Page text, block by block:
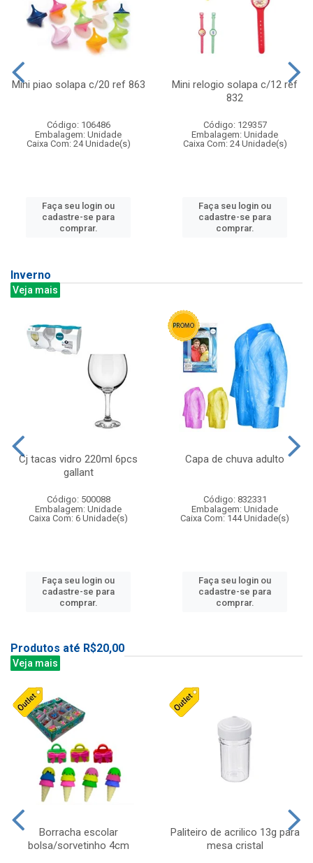
Mini piao solapa c/20 ref 863
Código: 106486
Embalagem: Unidade
Caixa Com: 24 Unidade(s)
Faça seu login ou
cadastre-se para
comprar.
Mini relogio solapa c/12 ref
832
Código: 129357
Embalagem: Unidade
Caixa Com: 24 Unidade(s)
Faça seu login ou
cadastre-se para
comprar.
Inverno
Veja mais
Cj tacas vidro 220ml 6pcs
gallant
Código: 500088
Embalagem: Unidade
Caixa Com: 6 Unidade(s)
Faça seu login ou
cadastre-se para
comprar.
Capa de chuva adulto
Código: 832331
Embalagem: Unidade
Caixa Com: 144 Unidade(s)
Faça seu login ou
cadastre-se para
comprar.
Produtos até R$20,00
Veja mais
Borracha escolar
bolsa/sorvetinho 4cm
Paliteiro de acrilico 13g para
mesa cristal